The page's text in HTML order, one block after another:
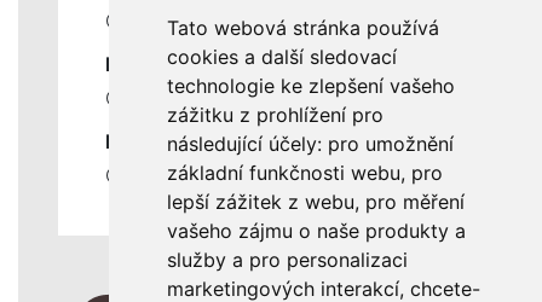
Tato webová stránka používá
cookies a další sledovací
technologie ke zlepšení vašeho
zážitku z prohlížení pro
následující účely: pro umožnění
základní funkčnosti webu, pro
lepší zážitek z webu, pro měření
vašeho zájmu o naše produkty a
služby a pro personalizaci
marketingových interakcí, chcete-
Ceník servisních prací
DŮLEŽITÉ INFORMACE
Ochrana osobních údajů
RYCHLÉ ODKAZY
Odstoupení od smlouvy